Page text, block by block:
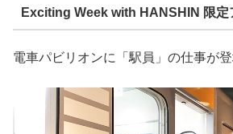
Exciting Week with HANSHIN 限定
電車パビリオンに「駅員」の仕事が登